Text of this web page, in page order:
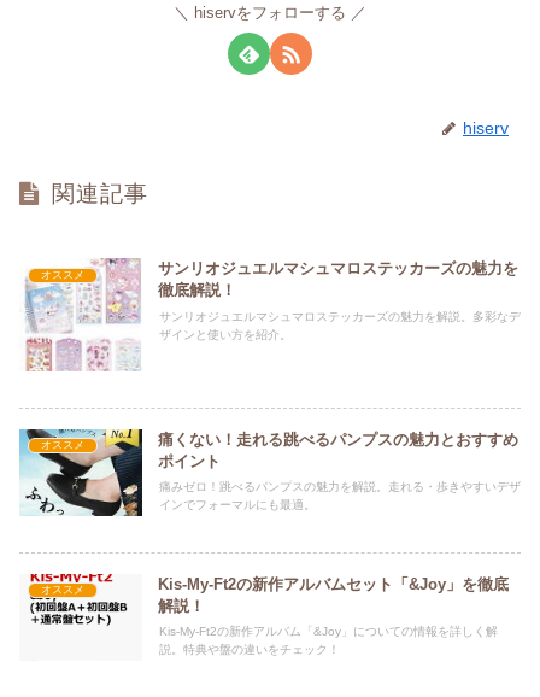
hiservをフォローする
hiserv
関連記事
オススメ
サンリオジュエルマシュマロステッカーズの魅力を
徹底解説！
サンリオジュエルマシュマロステッカーズの魅力を解説。多彩なデ
ザインと使い方を紹介。
オススメ
痛くない！走れる跳べるパンプスの魅力とおすすめ
ポイント
痛みゼロ！跳べるパンプスの魅力を解説。走れる・歩きやすいデザ
インでフォーマルにも最適。
オススメ
Kis-My-Ft2の新作アルバムセット「&Joy」を徹底
解説！
Kis-My-Ft2の新作アルバム「&Joy」についての情報を詳しく解
説。特典や盤の違いをチェック！